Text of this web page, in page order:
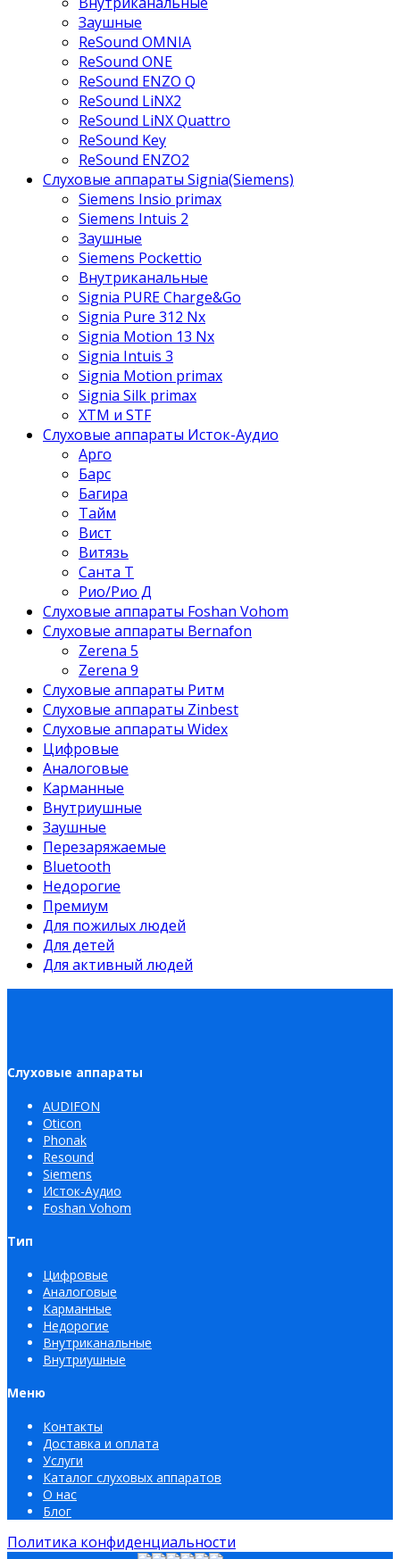
Заушные
ReSound OMNIA
ReSound ONE
ReSound ENZO Q
ReSound LiNX2
ReSound LiNX Quattro
ReSound Key
ReSound ENZO2
Слуховые аппараты Signia(Siemens)
Siemens Insio primax
Siemens Intuis 2
Заушные
Siemens Pockettio
Внутриканальные
Signia PURE Charge&Go
Signia Pure 312 Nx
Signia Motion 13 Nx
Signia Intuis 3
Signia Motion primax
Signia Silk primax
XTM и STF
Слуховые аппараты Исток-Аудио
Арго
Барс
Багира
Тайм
Вист
Витязь
Санта Т
Рио/Рио Д
Слуховые аппараты Foshan Vohom
Слуховые аппараты Bernafon
Zerena 5
Zerena 9
Слуховые аппараты Ритм
Слуховые аппараты Zinbest
Слуховые аппараты Widex
Цифровые
Аналоговые
Карманные
Внутриушные
Заушные
Перезаряжаемые
Bluetooth
Недорогие
Премиум
Для пожилых людей
Для детей
Для активный людей
Слуховые аппараты
AUDIFON
Oticon
Phonak
Resound
Siemens
Исток-Аудио
Foshan Vohom
Тип
Цифровые
Аналоговые
Карманные
Недорогие
Внутриканальные
Внутриушные
Меню
Контакты
Доставка и оплата
Услуги
Каталог слуховых аппаратов
О нас
Блог
Политика конфиденциальности